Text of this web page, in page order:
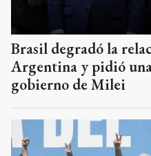
Brasil degradó la
Argentina y pidió
gobierno de Milei